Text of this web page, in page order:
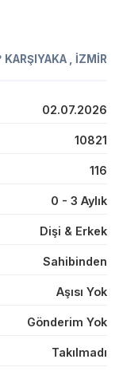
KARŞIYAKA İZMİR
02.07.2026
10821
116
0 - 3 Aylık
Dişi & Erkek
Sahibinden
Aşısı Yok
Gönderim Yok
Takılmadı